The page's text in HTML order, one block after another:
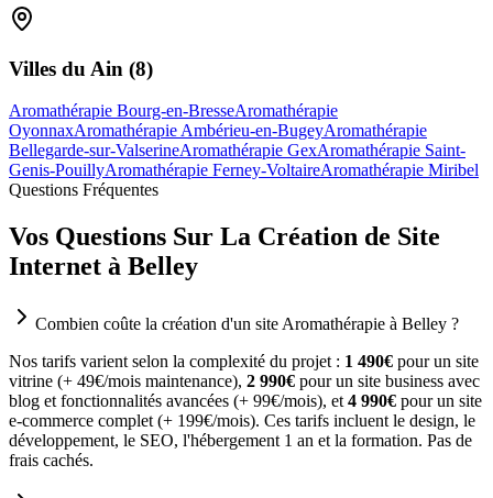
Villes du Ain (8)
Aromathérapie Bourg-en-BresseAromathérapie
OyonnaxAromathérapie Ambérieu-en-BugeyAromathérapie
Bellegarde-sur-ValserineAromathérapie GexAromathérapie Saint-
Genis-PouillyAromathérapie Ferney-VoltaireAromathérapie Miribel
Questions Fréquentes
Vos Questions Sur La Création de Site
Internet à Belley
Combien coûte la création d'un site Aromathérapie à Belley ?
Nos tarifs varient selon la complexité du projet : 1 490€ pour un site
vitrine (+ 49€/mois maintenance), 2 990€ pour un site business avec
blog et fonctionnalités avancées (+ 99€/mois), et 4 990€ pour un site
e-commerce complet (+ 199€/mois). Ces tarifs incluent le design, le
développement, le SEO, l'hébergement 1 an et la formation. Pas de
frais cachés.